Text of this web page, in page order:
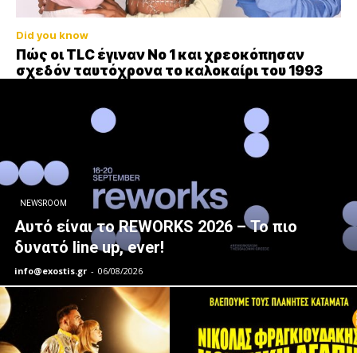
Did you know
Πώς οι TLC έγιναν Νο 1 και χρεοκόπησαν
σχεδόν ταυτόχρονα το καλοκαίρι του 1993
NEWSROOM
Αυτό είναι το REWORKS 2026 – Το πιο
δυνατό line up, ever!
info@exostis.gr - 06/08/2026